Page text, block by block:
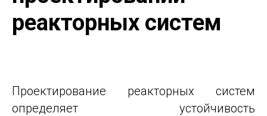
реакторных систем
Проектирование реакторных систем
определяет устойчивость